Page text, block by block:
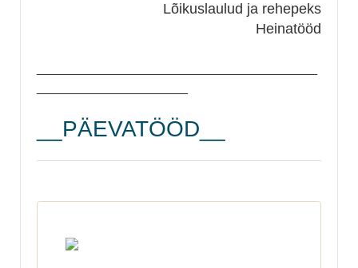
Lõikuslaulud ja rehepeks
Heinatööd
__PÄEVATÖÖD__